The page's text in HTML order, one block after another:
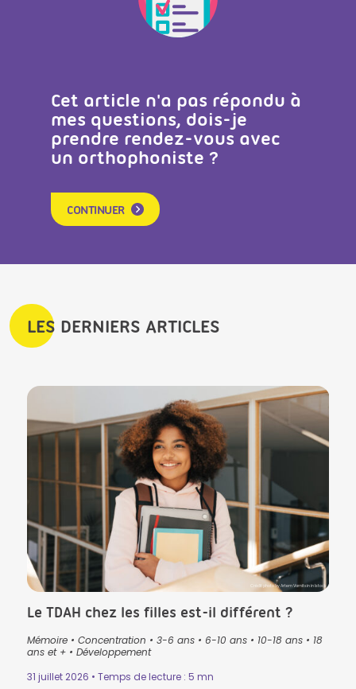
Cet article n'a pas répondu à
mes questions, dois-je
prendre rendez-vous avec
un orthophoniste ?
CONTINUER
LES DERNIERS ARTICLES
Crédit photo by Artem Varnitsin in Istock
Le TDAH chez les filles est-il différent ?
Mémoire• Concentration • 3-6 ans• 6-10 ans• 10-18 ans• 18
ans et +• Développement
31 juillet 2026 • Temps de lecture : 5 mn